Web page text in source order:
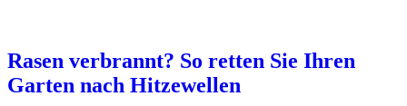
Rasen verbrannt? So retten Sie Ihren
Garten nach Hitzewellen